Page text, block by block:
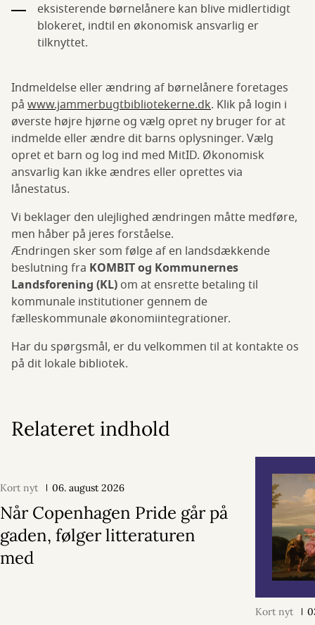
eksisterende børnelånere kan blive midlertidigt
blokeret, indtil en økonomisk ansvarlig er
tilknyttet.
Indmeldelse eller ændring af børnelånere foretages
på www.jammerbugtbibliotekerne.dk. Klik på login i
øverste højre hjørne og vælg opret ny bruger for at
indmelde eller ændre dit barns oplysninger. Vælg
opret et barn og log ind med MitID. Økonomisk
ansvarlig kan ikke ændres eller oprettes via
lånestatus.
Vi beklager den ulejlighed ændringen måtte medføre,
men håber på jeres forståelse.
Ændringen sker som følge af en landsdækkende
beslutning fra KOMBIT og Kommunernes
Landsforening (KL) om at ensrette betaling til
kommunale institutioner gennem de
fælleskommunale økonomiintegrationer.
Har du spørgsmål, er du velkommen til at kontakte os
på dit lokale bibliotek.
Relateret indhold
Kort nyt 06. august 2026
Når Copenhagen Pride går på
gaden, følger litteraturen
med
Kort nyt